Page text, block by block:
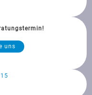
uns